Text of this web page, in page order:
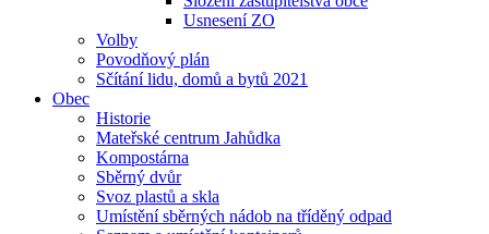
Usnesení ZO
Volby
Povodňový plán
Sčítání lidu, domů a bytů 2021
Obec
Historie
Mateřské centrum Jahůdka
Kompostárna
Sběrný dvůr
Svoz plastů a skla
Umístění sběrných nádob na tříděný odpad